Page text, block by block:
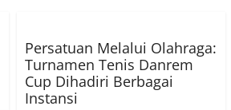
Persatuan Melalui Olahraga:
Turnamen Tenis Danrem
Cup Dihadiri Berbagai
Instansi